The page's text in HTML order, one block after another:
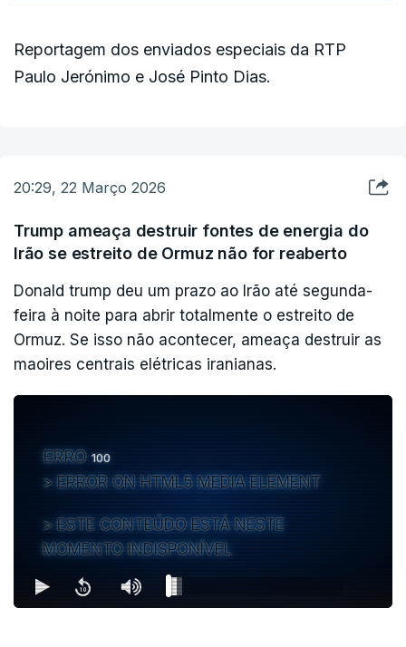
Reportagem dos enviados especiais da RTP
Paulo Jerónimo e José Pinto Dias.
20:29, 22 Março 2026
Trump ameaça destruir fontes de energia do
Irão se estreito de Ormuz não for reaberto
Donald trump deu um prazo ao Irão até segunda-
feira à noite para abrir totalmente o estreito de
Ormuz. Se isso não acontecer, ameaça destruir as
maoires centrais elétricas iranianas.
ERRO100
ERROR ON HTML5 MEDIA ELEMENT
ESTE CONTEÚDO ESTÁ NESTE
MOMENTO INDISPONÍVEL